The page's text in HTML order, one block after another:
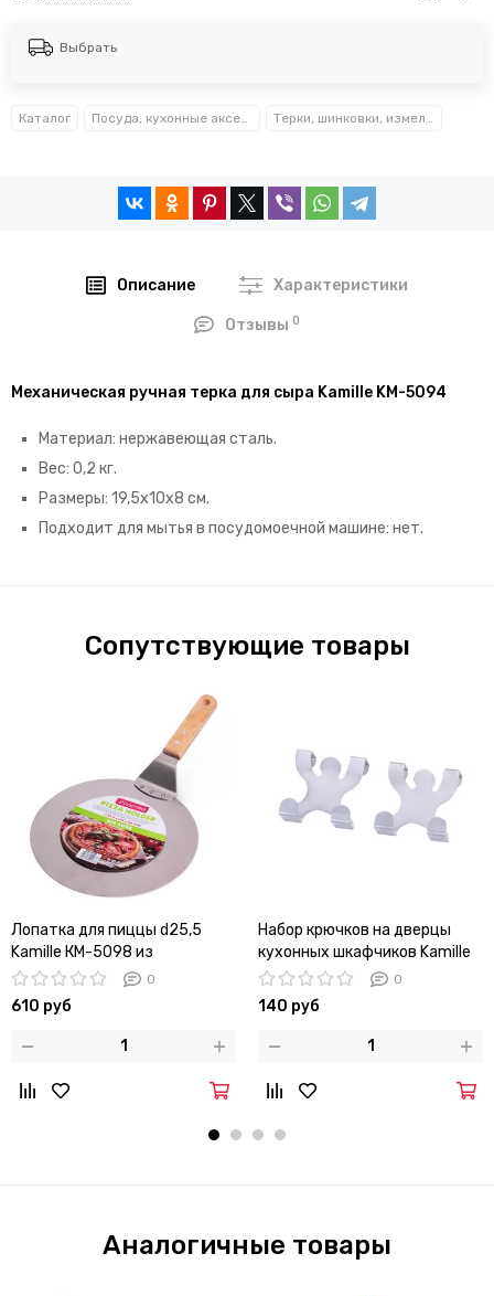
Выбрать
Каталог Посуда, кухонные аксессуары и принадлежности TM Kamille TM Ofenbach Терки, шинковки, измельчители Kamille™ Ofenbach™
Описание Характеристики
Отзывы0
Механическая ручная терка для сыра Kamille KM-5094
Материал: нержавеющая сталь.
Вес: 0,2 кг.
Размеры: 19,5х10х8 см.
Подходит для мытья в посудомоечной машине: нет.
Сопутствующие товары
Лопатка для пиццы d25,5
Kamille КМ-5098 из
нержавеющей стали с
деревянной ручкой
0
610 руб
Набор крючков на дверцы
кухонных шкафчиков Kamille
KM-8847 из нержавеющей
стали
0
140 руб
Аналогичные товары